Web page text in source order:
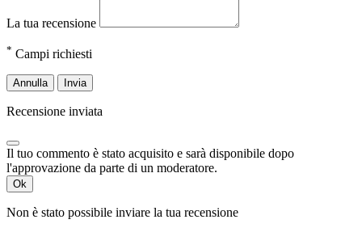
La tua recensione
* Campi richiesti
Annulla Invia
Recensione inviata
Il tuo commento è stato acquisito e sarà disponibile dopo
l'approvazione da parte di un moderatore.
Ok
Non è stato possibile inviare la tua recensione